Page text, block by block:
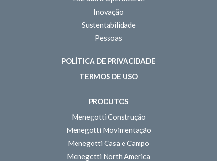
Inovação
Sustentabilidade
Pessoas
POLÍTICA DE PRIVACIDADE
TERMOS DE USO
PRODUTOS
Menegotti Construção
Menegotti Movimentação
Menegotti Casa e Campo
Menegotti North America